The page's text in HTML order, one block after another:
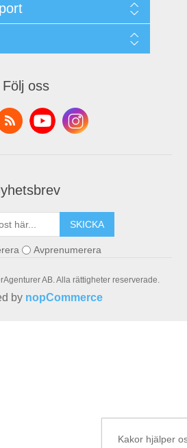
Följ oss
SKICKA
Avprenumerera
AB. Alla rättigheter reserverade.
by nopCommerce
Kakor hjälper